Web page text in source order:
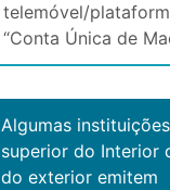
telemóvel/
“Conta Única de
Algumas
superior do Interior
do exterior emitem